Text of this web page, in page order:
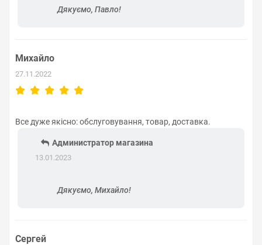
Дякуємо, Павло!
Михайло
27.11.2022
Все дуже якісно: обслуговування, товар, доставка.
Администратор магазина
13.01.2023
Дякуємо, Михайло!
Сергей